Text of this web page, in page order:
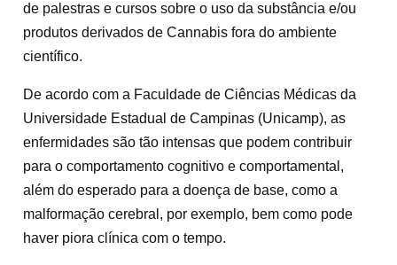
de palestras e cursos sobre o uso da substância e/ou
produtos derivados de Cannabis fora do ambiente
científico.
De acordo com a Faculdade de Ciências Médicas da
Universidade Estadual de Campinas (Unicamp), as
enfermidades são tão intensas que podem contribuir
para o comportamento cognitivo e comportamental,
além do esperado para a doença de base, como a
malformação cerebral, por exemplo, bem como pode
haver piora clínica com o tempo.